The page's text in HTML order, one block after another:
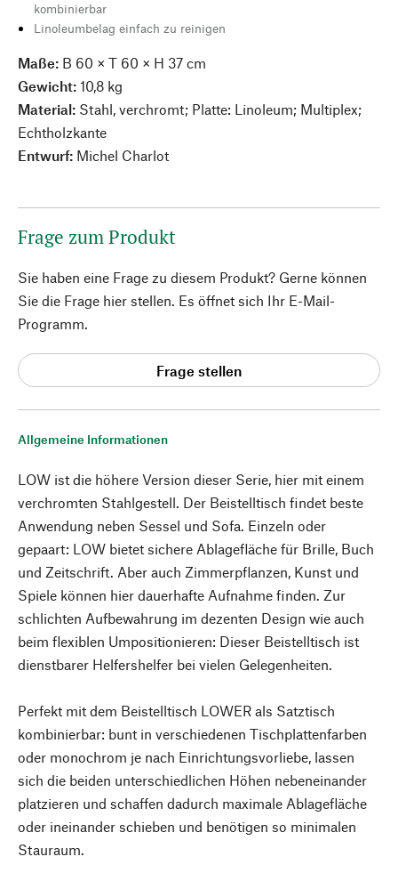
Allgemeine Informationen
LOW ist die höhere Version dieser Serie, hier mit einem
verchromten Stahlgestell. Der Beistelltisch findet beste
Anwendung neben Sessel und Sofa. Einzeln oder
gepaart: LOW bietet sichere Ablagefläche für Brille, Buch
und Zeitschrift. Aber auch Zimmerpflanzen, Kunst und
Spiele können hier dauerhafte Aufnahme finden. Zur
schlichten Aufbewahrung im dezenten Design wie auch
beim flexiblen Umpositionieren: Dieser Beistelltisch ist
dienstbarer Helfershelfer bei vielen Gelegenheiten.
Perfekt mit dem Beistelltisch LOWER als Satztisch
kombinierbar: bunt in verschiedenen Tischplattenfarben
oder monochrom je nach Einrichtungsvorliebe, lassen
sich die beiden unterschiedlichen Höhen nebeneinander
platzieren und schaffen dadurch maximale Ablagefläche
oder ineinander schieben und benötigen so minimalen
Stauraum.
kombinierbar
Linoleumbelag einfach zu reinigen
Maße: B 60 × T 60 × H 37 cm
Gewicht: 10,8 kg
Material: Stahl, verchromt; Platte: Linoleum; Multiplex;
Echtholzkante
Entwurf: Michel Charlot
Frage zum Produkt
Sie haben eine Frage zu diesem Produkt? Gerne können
Sie die Frage hier stellen. Es öffnet sich Ihr E-Mail-
Programm.
Frage stellen